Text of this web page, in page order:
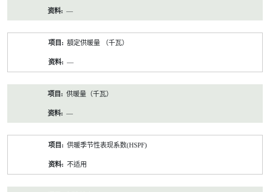
—
額定供暖量 （千瓦）
—
供暖量（千瓦）
—
供暖季节性表现系数(HSPF)
不适用